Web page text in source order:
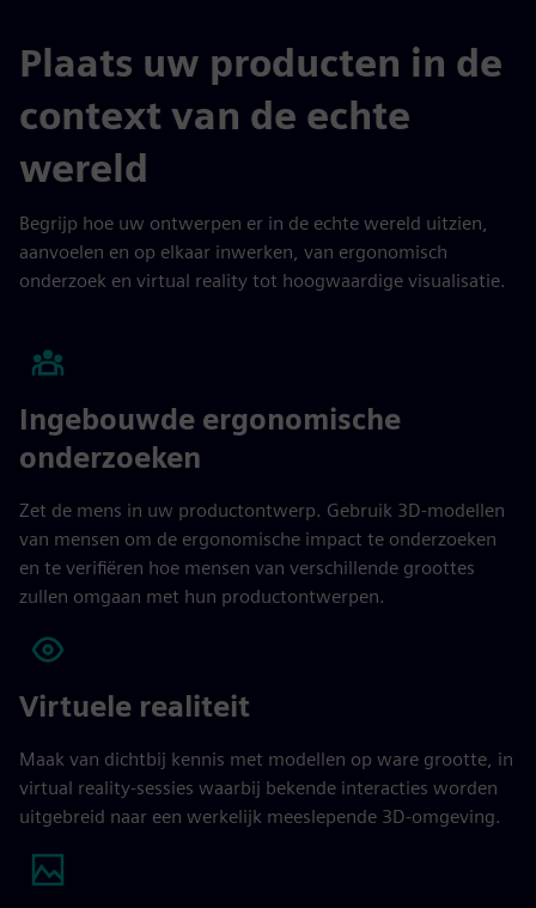
Plaats uw producten in de
context van de echte
wereld
Begrijp hoe uw ontwerpen er in de echte wereld uitzien,
aanvoelen en op elkaar inwerken, van ergonomisch
onderzoek en virtual reality tot hoogwaardige visualisatie.
Ingebouwde ergonomische
onderzoeken
Zet de mens in uw productontwerp. Gebruik 3D-modellen
van mensen om de ergonomische impact te onderzoeken
en te verifiëren hoe mensen van verschillende groottes
zullen omgaan met hun productontwerpen.
Virtuele realiteit
Maak van dichtbij kennis met modellen op ware grootte, in
virtual reality-sessies waarbij bekende interacties worden
uitgebreid naar een werkelijk meeslepende 3D-omgeving.